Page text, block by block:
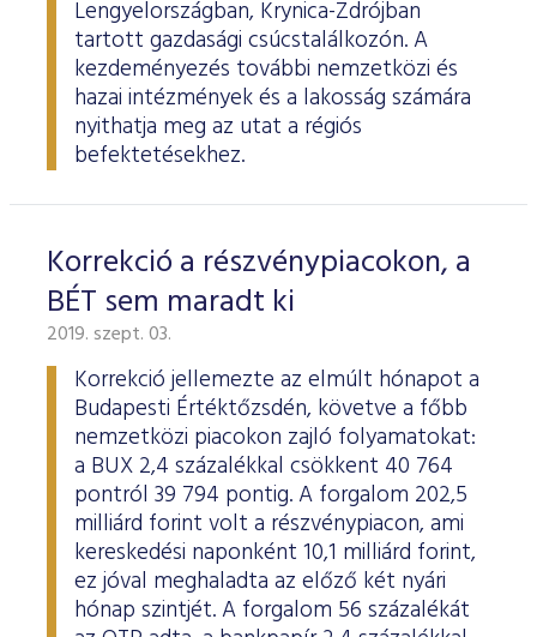
Lengyelországban, Krynica-Zdrójban
tartott gazdasági csúcstalálkozón. A
kezdeményezés további nemzetközi és
hazai intézmények és a lakosság számára
nyithatja meg az utat a régiós
befektetésekhez.
Korrekció a részvénypiacokon, a
BÉT sem maradt ki
2019. szept. 03.
Korrekció jellemezte az elmúlt hónapot a
Budapesti Értéktőzsdén, követve a főbb
nemzetközi piacokon zajló folyamatokat:
a BUX 2,4 százalékkal csökkent 40 764
pontról 39 794 pontig. A forgalom 202,5
milliárd forint volt a részvénypiacon, ami
kereskedési naponként 10,1 milliárd forint,
ez jóval meghaladta az előző két nyári
hónap szintjét. A forgalom 56 százalékát